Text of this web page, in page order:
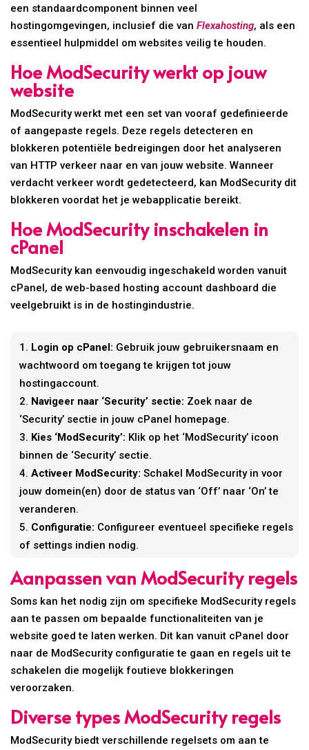
een standaardcomponent binnen veel
hostingomgevingen, inclusief die vanFlexahosting, als een
essentieel hulpmiddel om websites veilig te houden.
Hoe ModSecurity werkt op jouw
website
ModSecurity werkt met een set van vooraf gedefinieerde
of aangepaste regels. Deze regels detecteren en
blokkeren potentiële bedreigingen door het analyseren
van HTTP verkeer naar en van jouw website. Wanneer
verdacht verkeer wordt gedetecteerd, kan ModSecurity dit
blokkeren voordat het je webapplicatie bereikt.
Hoe ModSecurity inschakelen in
cPanel
ModSecurity kan eenvoudig ingeschakeld worden vanuit
cPanel, de web-based hosting account dashboard die
veelgebruikt is in de hostingindustrie.
Login op cPanel: Gebruik jouw gebruikersnaam en
wachtwoord om toegang te krijgen tot jouw
hostingaccount.
Navigeer naar ‘Security’ sectie: Zoek naar de
‘Security’ sectie in jouw cPanel homepage.
Kies ‘ModSecurity’: Klik op het ‘ModSecurity’ icoon
binnen de ‘Security’ sectie.
Activeer ModSecurity: Schakel ModSecurity in voor
jouw domein(en) door de status van ‘Off’ naar ‘On’ te
veranderen.
Configuratie: Configureer eventueel specifieke regels
of settings indien nodig.
Aanpassen van ModSecurity regels
Soms kan het nodig zijn om specifieke ModSecurity regels
aan te passen om bepaalde functionaliteiten van je
website goed te laten werken. Dit kan vanuit cPanel door
naar de ModSecurity configuratie te gaan en regels uit te
schakelen die mogelijk foutieve blokkeringen
veroorzaken.
Diverse types ModSecurity regels
ModSecurity biedt verschillende regelsets om aan te